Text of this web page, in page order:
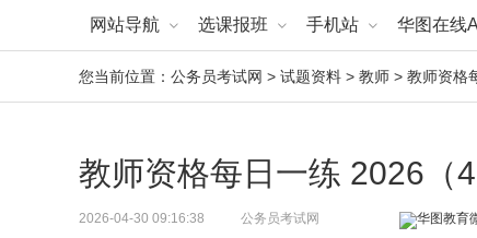
网站导航 选课报班 手机站 华图在线
您当前位置： 公务员考试网 > 试题资料 > 教师 > 教师资格
教师资格每日一练 2026（4
2026-04-30 09:16:38 公务员考试网